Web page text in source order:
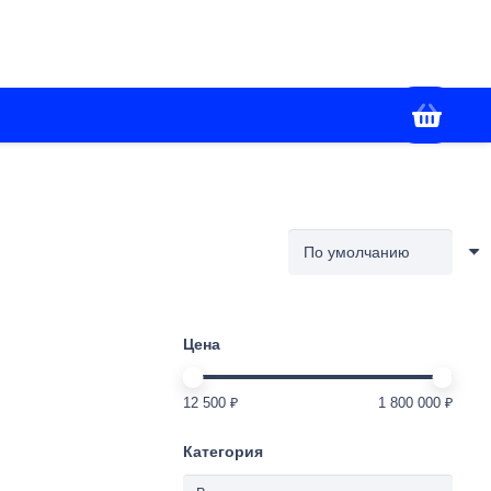
Цена
12 500 ₽ 1 800 000 ₽
Категория